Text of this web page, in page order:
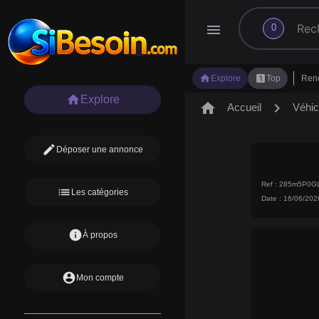
menu 0
search
home Explore looks_oneTop
home Explore
edit Déposer une annonce
list Les catégories
infoÀ propos
account_circle Mon compte
home Accueil chevron_right
Ref :
Date : 16/06/